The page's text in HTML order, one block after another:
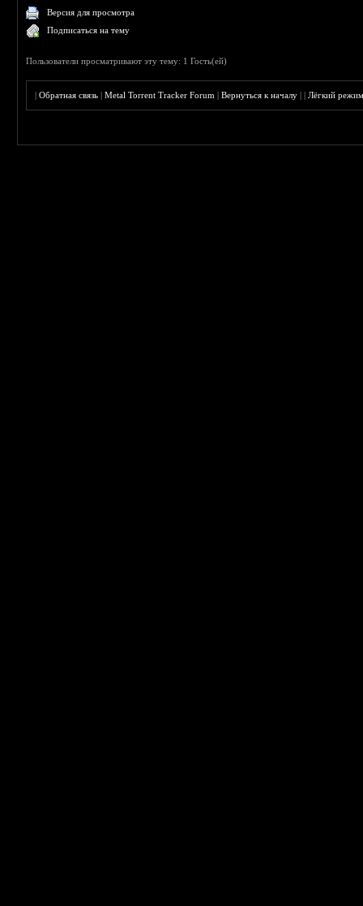
Версия для просмотра
Подписаться на тему
Пользователи просматривают эту тему: 1 Гость(ей)
|Обратная связь |Metal Torrent Tracker Forum |Вернуться к началу ||Лёгкий